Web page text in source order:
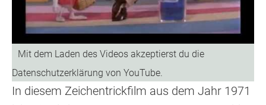
In diesem Zeichentrickfilm aus dem Jahr 1971